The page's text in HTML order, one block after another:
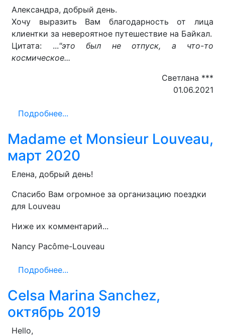
Александра, добрый день.
Хочу выразить Вам благодарность от лица
клиентки за невероятное путешествие на Байкал.
Цитата: ..."это был не отпуск, а что-то
космическое...
Светлана ***
01.06.2021
Подробнее...
Madame et Monsieur Louveau,
март 2020
Елена, добрый день!
Спасибо Вам огромное за организацию поездки
для Louveau
Ниже их комментарий...
Nancy Pacôme-Louveau
Подробнее...
Celsa Marina Sanchez,
октябрь 2019
Hello,